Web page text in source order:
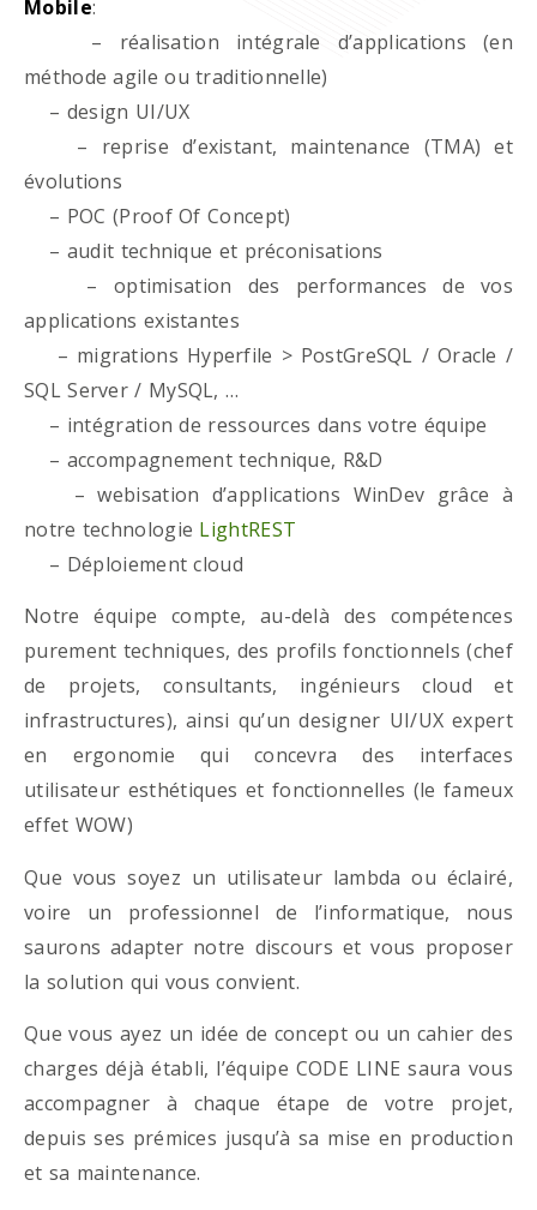
Mobile:
– réalisation intégrale d’applications (en
méthode agile ou traditionnelle)
– design UI/UX
– reprise d’existant, maintenance (TMA) et
évolutions
– POC (Proof Of Concept)
– audit technique et préconisations
– optimisation des performances de vos
applications existantes
– migrations Hyperfile > PostGreSQL / Oracle /
SQL Server / MySQL, …
– intégration de ressources dans votre équipe
– accompagnement technique, R&D
– webisation d’applications WinDev grâce à
notre technologie LightREST
– Déploiement cloud
Notre équipe compte, au-delà des compétences
purement techniques, des profils fonctionnels (chef
de projets, consultants, ingénieurs cloud et
infrastructures), ainsi qu’un designer UI/UX expert
en ergonomie qui concevra des interfaces
utilisateur esthétiques et fonctionnelles (le fameux
effet WOW)
Que vous soyez un utilisateur lambda ou éclairé,
voire un professionnel de l’informatique, nous
saurons adapter notre discours et vous proposer
la solution qui vous convient.
Que vous ayez un idée de concept ou un cahier des
charges déjà établi, l’équipe CODE LINE saura vous
accompagner à chaque étape de votre projet,
depuis ses prémices jusqu’à sa mise en production
et sa maintenance.